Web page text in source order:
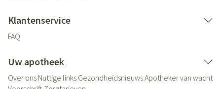
Klantenservice
FAQ
Uw apotheek
Over ons Nuttige links GezondheidsnieuwsApotheker van wacht